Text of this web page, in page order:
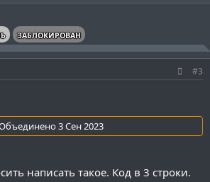
ЗАБЛОКИРОВАН
#3
3 Сен 2023
написать такое. Код в 3 строки.